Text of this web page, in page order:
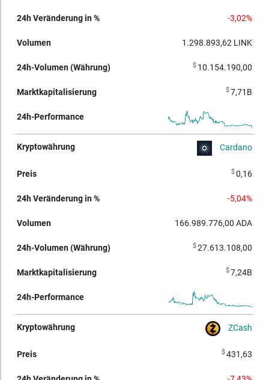
-3,02%
1.298.893,62LINK
$ 10.154.190,00
$7,71B
Cardano
$0,16
-5,04%
166.989.776,00 ADA
$27.613.108,00
$7,24B
ZCash
$431,63